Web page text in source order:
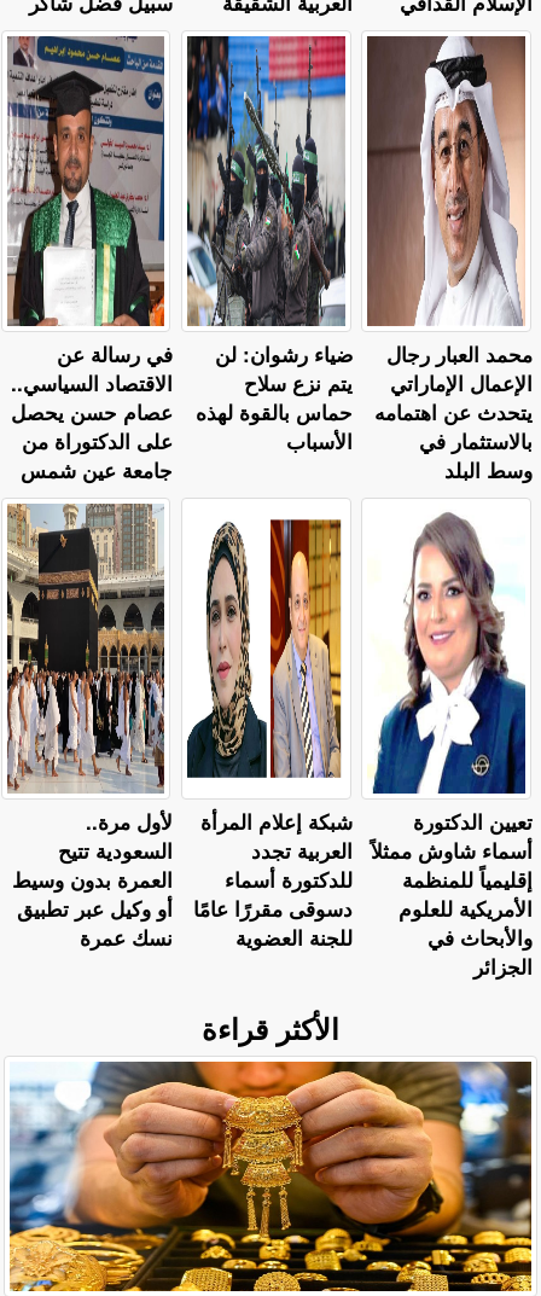
في رسالة عن
الاقتصاد السياسي..
عصام حسن يحصل
على الدكتوراة من
جامعة عين شمس
ضياء رشوان: لن
يتم نزع سلاح
حماس بالقوة لهذه
الأسباب
محمد العبار رجال
الإعمال الإماراتي
يتحدث عن اهتمامه
بالاستثمار في
وسط البلد
لأول مرة..
السعودية تتيح
العمرة بدون وسيط
أو وكيل عبر تطبيق
نسك عمرة
شبكة إعلام المرأة
العربية تجدد
للدكتورة أسماء
دسوقى مقررًا عامًا
للجنة العضوية
تعيين الدكتورة
أسماء شاوش ممثلاً
إقليمياً للمنظمة
الأمريكية للعلوم
والأبحاث في
الجزائر
الأكثر قراءة